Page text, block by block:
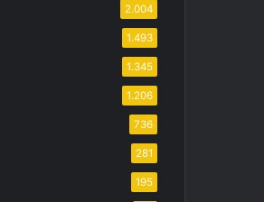
2.004
1.493
1.345
1.206
736
281
195